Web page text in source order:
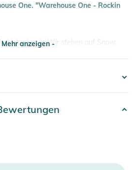
One. "Warehouse One - Rockin
bist wie wir. Wir stehen auf Snow,
wollen den Thrill, den Kick und
wollen gut sein. In jeder Hinsicht.
Für alles, was wir lieben und
sie dich in jeder Situation gut
Mehr anzeigen -